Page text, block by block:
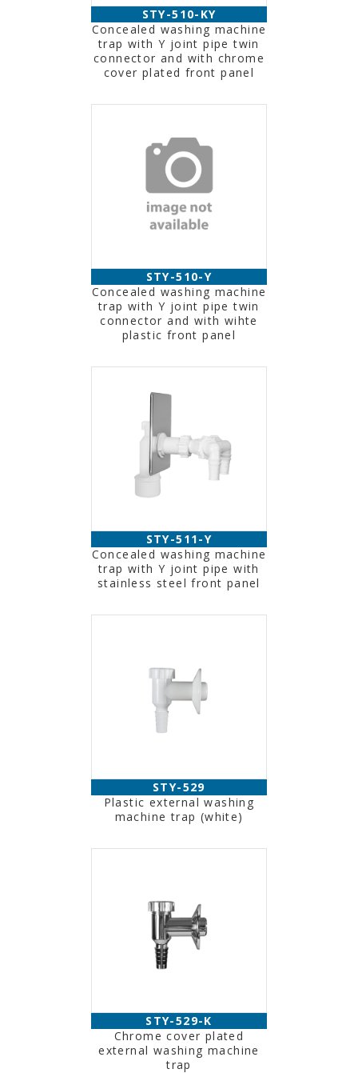
STY-510-KY
Concealed washing machine
trap with Y joint pipe twin
connector and with chrome
cover plated front panel
STY-510-Y
Concealed washing machine
trap with Y joint pipe twin
connector and with wihte
plastic front panel
STY-511-Y
Concealed washing machine
trap with Y joint pipe with
stainless steel front panel
STY-529
Plastic external washing
machine trap (white)
STY-529-K
Chrome cover plated
external washing machine
trap